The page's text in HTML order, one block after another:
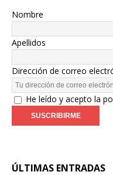
Nombre
Apellidos
Dirección de correo
He leído y acepto la
ÚLTIMAS ENTRADAS